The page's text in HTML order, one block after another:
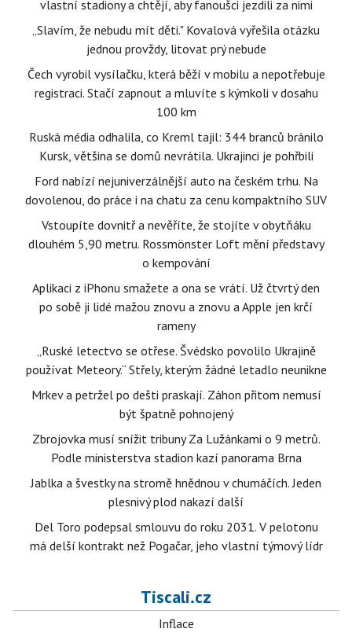
vlastní stadiony a chtějí, aby fanoušci jezdili za nimi
„Slavím, že nebudu mít děti." Kovalová vyřešila otázku
jednou provždy, litovat prý nebude
Čech vyrobil vysílačku, která běží v mobilu a nepotřebuje
registraci. Stačí zapnout a mluvíte s kýmkoli v dosahu
100 km
Ruská média odhalila, co Kreml tajil: 344 branců bránilo
Kursk, většina se domů nevrátila. Ukrajinci je pohřbili
Ford nabízí nejuniverzálnější auto na českém trhu. Na
dovolenou, do práce i na chatu za cenu kompaktního SUV
Vstoupíte dovnitř a nevěříte, že stojíte v obytňáku
dlouhém 5,90 metru. Rossmönster Loft mění představy
o kempování
Aplikaci z iPhonu smažete a ona se vrátí. Už čtvrtý den
po sobě ji lidé mažou znovu a znovu a Apple jen krčí
rameny
„Ruské letectvo se otřese. Švédsko povolilo Ukrajině
používat Meteory.“ Střely, kterým žádné letadlo neunikne
Mrkev a petržel po dešti praskají. Záhon přitom nemusí
být špatně pohnojený
Zbrojovka musí snížit tribuny Za Lužánkami o 9 metrů.
Podle ministerstva stadion kazí panorama Brna
Jablka a švestky na stromě hnědnou v chumáčích. Jeden
plesnivý plod nakazí další
Del Toro podepsal smlouvu do roku 2031. V pelotonu
má delší kontrakt než Pogačar, jeho vlastní týmový lídr
Tiscali.cz
Inflace